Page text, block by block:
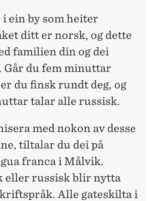
ein by som heiter
ditt er norsk, og dette
familien din og dei
du fem minuttar
du finsk rundt deg, og
talar alle russisk.
med nokon av desse
tiltalar du dei på
franca i Målvik.
eller russisk blir nytta
Alle gateskilta i